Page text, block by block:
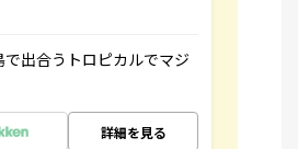
出合うトロピカルでマジ
詳細を見る